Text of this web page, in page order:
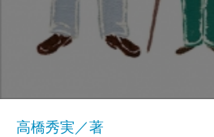
高橋秀実／著